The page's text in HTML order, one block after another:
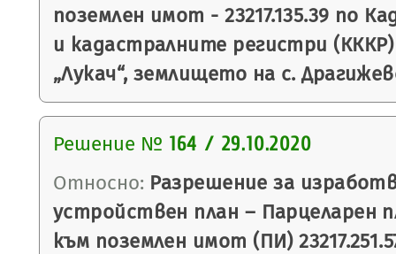
поземлен имот - 23217.135.39 по
и кадастралните регистри
„Лукач“, землището на с.
Решение № 164 / 29.10.2020
Относно: Разрешение за
устройствен план – Парцеларен
към поземлен имот (ПИ)